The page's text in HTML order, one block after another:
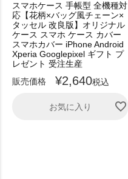
スマホケース 手帳型 全機種対
応【花柄×バッグ風チェーン×
タッセル 改良版】オリジナル
ケース スマホ ケース カバー
スマホカバー iPhone Android
Xperia Googlepixel ギフト プ
レゼント 受注生産
販売価格
¥2,640税込
お気に入り